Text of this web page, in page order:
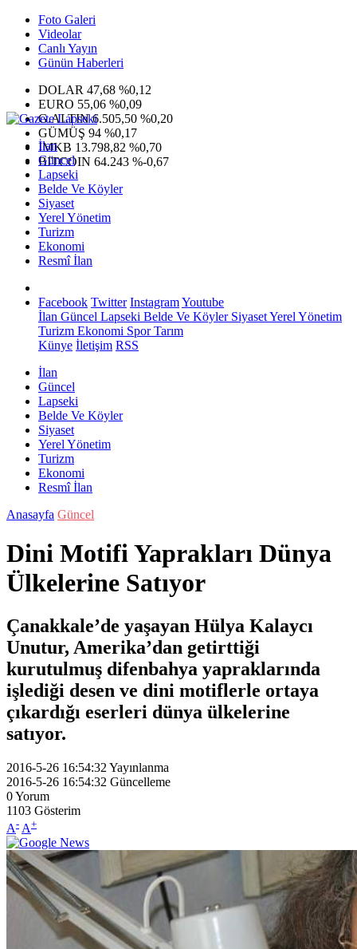
Foto Galeri
Videolar
Canlı Yayın
Günün Haberleri
DOLAR 47,68 %0,12
EURO 55,06 %0,09
G.ALTIN6.505,50 %0,20
GÜMÜŞ 94 %0,17
IMKB 13.798,82 %0,70
BITCOIN 64.243 %-0,67
İlan
Güncel
Lapseki
Belde Ve Köyler
Siyaset
Yerel Yönetim
Turizm
Ekonomi
Resmî İlan
Facebook Twitter InstagramYoutube
İlan Güncel Lapseki Belde Ve KöylerSiyasetYerel Yönetim
Turizm Ekonomi SporTarım
Künye İletişim RSS
İlan
Güncel
Lapseki
Belde Ve Köyler
Siyaset
Yerel Yönetim
Turizm
Ekonomi
Resmî İlan
Anasayfa Güncel
Dini Motifi Yaprakları Dünya
Ülkelerine Satıyor
Çanakkale’de yaşayan Hülya Kalaycı
Unutur, Amerika’dan getirttiği
kurutulmuş difenbahya yapraklarında
işlediği desen ve dini motiflerle ortaya
çıkardığı eserleri dünya ülkelerine
satıyor.
2016-5-26 16:54:32 Yayınlanma
2016-5-26 16:54:32 Güncelleme
0Yorum
1103 Gösterim
A- A+